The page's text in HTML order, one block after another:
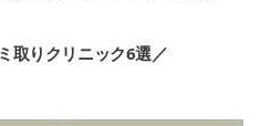
取りクリニック6選／